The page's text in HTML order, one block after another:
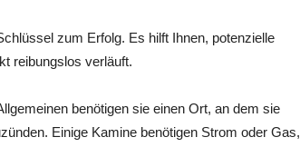
zum Erfolg. Es hilft Ihnen, potenzielle
reibungslos verläuft.
benötigen sie einen Ort, an dem sie
Einige Kamine benötigen Strom oder Gas,